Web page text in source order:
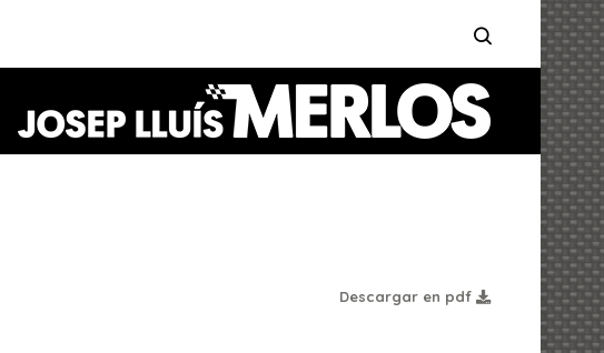
Descargar en pdf